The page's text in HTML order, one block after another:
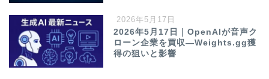
2026年5月17日
2026年5月17日｜OpenAIが音声ク
ローン企業を買収—Weights.gg獲
得の狙いと影響